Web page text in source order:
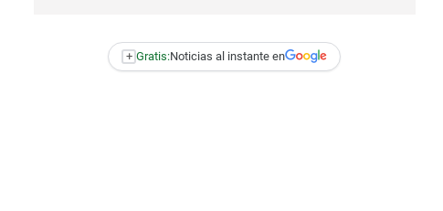
+ Gratis:Noticias al instante en